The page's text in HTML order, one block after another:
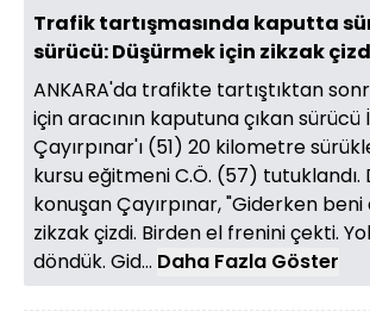
Trafik tartışmasında kaputta
sürücü: Düşürmek için zikzak
ANKARA'da trafikte tartıştıktan
için aracının kaputuna çıkan
Çayırpınar'ı (51) 20 kilometre
kursu eğitmeni C.Ö. (57) tutuklandı.
konuşan Çayırpınar, "Giderken
zikzak çizdi. Birden el frenini çekti.
döndük. Gid... Daha Fazla Göster